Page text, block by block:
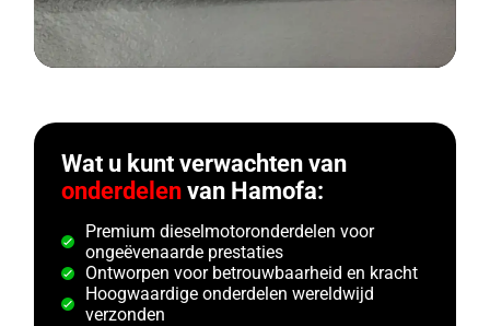
Wat u kunt verwachten van
onderdelen van Hamofa:
Premium dieselmotoronderdelen voor
ongeëvenaarde prestaties
Ontworpen voor betrouwbaarheid en kracht
Hoogwaardige onderdelen wereldwijd
verzonden